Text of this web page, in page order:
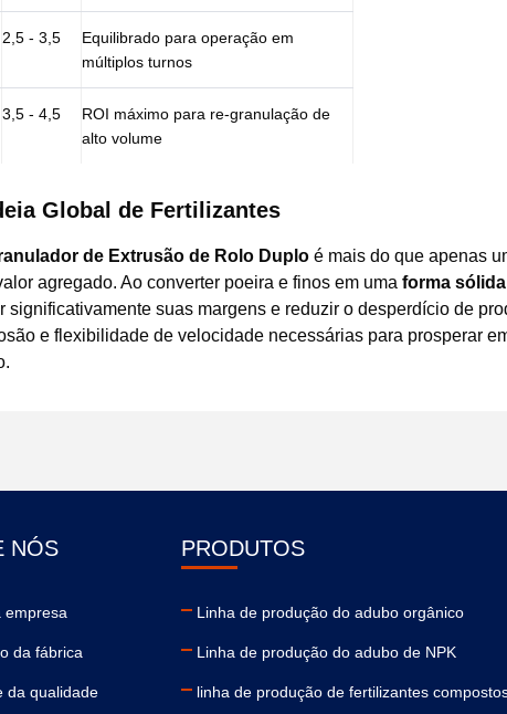
2,5 - 3,5
Equilibrado para operação em
múltiplos turnos
3,5 - 4,5
ROI máximo para re-granulação de
alto volume
Global de Fertilizantes
de Extrusão de Rolo Duplo é mais do que apenas
agregado. Ao converter poeira e finos em uma forma sólida
suas margens e reduzir o desperdício de
e flexibilidade de velocidade necessárias para prosperar
NÓS
empresa
da fábrica
da qualidade
PRODUTOS
Linha de produção do adubo orgânico
Linha de produção do adubo de NPK
linha de produção de fertilizantes